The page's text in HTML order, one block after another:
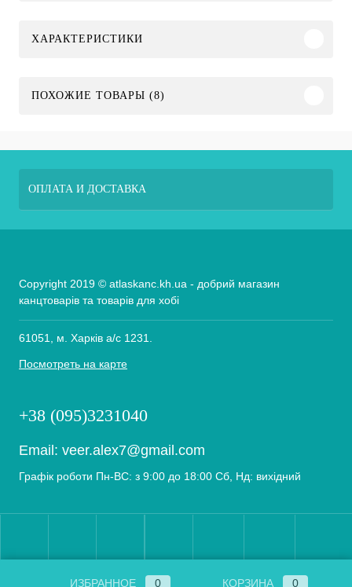
ХАРАКТЕРИСТИКИ
ПОХОЖИЕ ТОВАРЫ (8)
ОПЛАТА И ДОСТАВКА
Copyright 2019 © atlaskanc.kh.ua - добрий магазин
канцтоварів та товарів для хобі
61051, м. Харків а/с 1231.
Посмотреть на карте
+38 (095)3231040
Email: veer.alex7@gmail.com
Графік роботи Пн-ВС: з 9:00 до 18:00 Сб, Нд: вихідний
ИЗБРАННОЕ 0 КОРЗИНА 0